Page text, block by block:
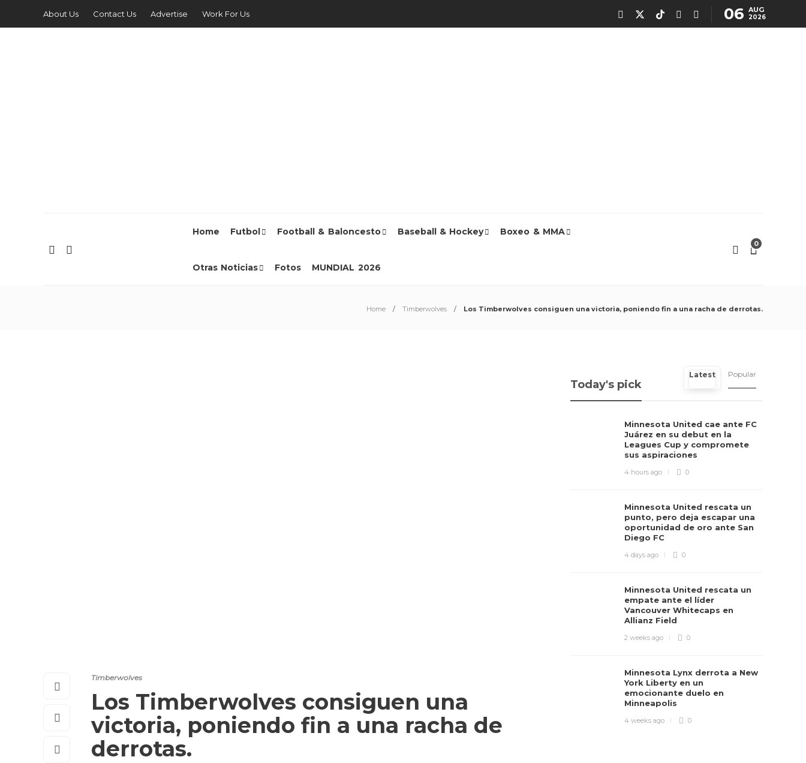
About Us Contact Us Advertise Work For Us 06 AUG
2026
Home Futbol Football & Baloncesto Baseball & Hockey Boxeo & MMA
Otras Noticias Fotos MUNDIAL 2026
0
Home Timberwolves Los Timberwolves consiguen una victoria, poniendo fin a una racha de derrotas.
Timberwolves
Los Timberwolves consiguen una
victoria, poniendo fin a una racha de
derrotas.
Today's pick
Latest Popular
Minnesota United cae ante FC
Juárez en su debut en la
Leagues Cup y compromete
sus aspiraciones
4 hours ago 0
Minnesota United rescata un
punto, pero deja escapar una
oportunidad de oro ante San
Diego FC
4 days ago 0
Minnesota United rescata un
empate ante el líder
Vancouver Whitecaps en
Allianz Field
2 weeks ago 0
Minnesota Lynx derrota a New
York Liberty en un
emocionante duelo en
Minneapolis
4 weeks ago 0